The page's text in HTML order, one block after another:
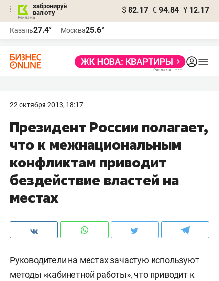
забронируй
валюту
$ 82.17 € 94.84 ¥ 12.17
Казань27.4° Москва25.6°
22 октября 2013, 18:17
Президент России полагает,
что к межнациональным
конфликтам приводит
бездействие властей на
местах
Руководители на местах зачастую используют
методы «кабинетной работы», что приводит к